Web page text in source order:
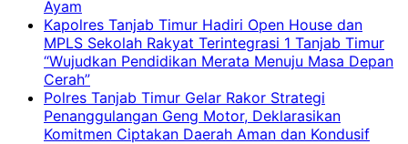
Ayam
Kapolres Tanjab Timur Hadiri Open House dan
MPLS Sekolah Rakyat Terintegrasi 1 Tanjab Timur
“Wujudkan Pendidikan Merata Menuju Masa Depan
Cerah”
Polres Tanjab Timur Gelar Rakor Strategi
Penanggulangan Geng Motor, Deklarasikan
Komitmen Ciptakan Daerah Aman dan Kondusif